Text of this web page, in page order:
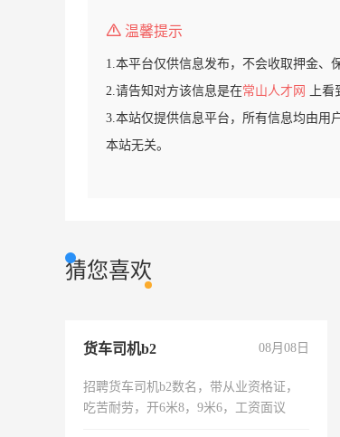
温馨提示
1.本平台仅供信息发布，不会收取押金、
2.请告知对方该信息是在常山人才网
上看
3.本站仅提供信息平台，所有信息均由用
本站无关。
猜您喜欢
货车司机b2 08月08日
招聘货车司机b2数名，带从业资格证，
吃苦耐劳，开6米8，9米6，工资面议